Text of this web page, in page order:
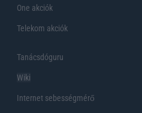
One akciók
Telekom akciók
Tanácsdóguru
Wiki
Internet sebességmérő